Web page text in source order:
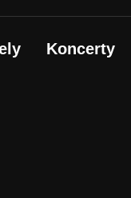
Koncerty